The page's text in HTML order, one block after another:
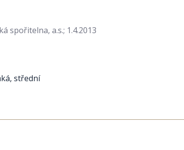
spořitelna, a.s.; 1.4.2013
střední